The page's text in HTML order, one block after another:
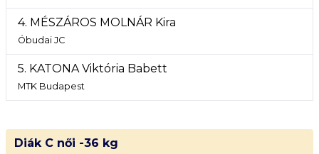
4. MÉSZÁROS MOLNÁR Kira
Óbudai JC
5. KATONA Viktória Babett
MTK Budapest
Diák C női -36 kg